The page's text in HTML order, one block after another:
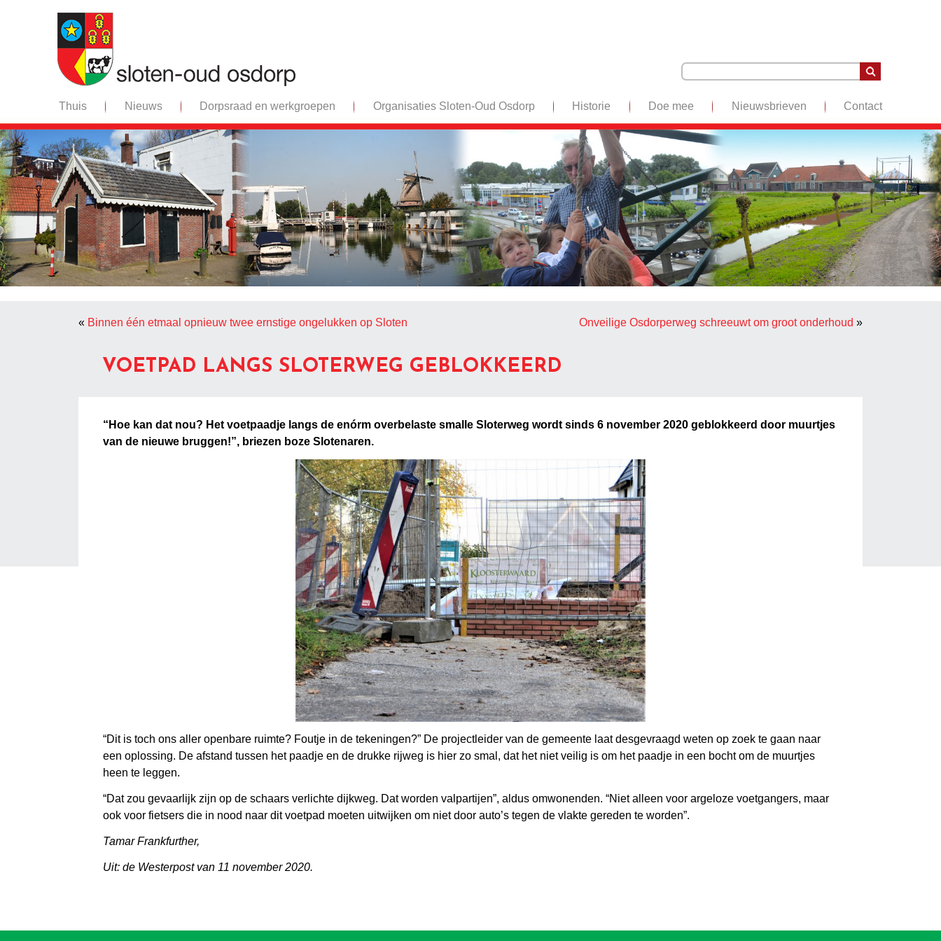
Thuis Nieuws Dorpsraad en werkgroepen Organisaties Sloten-Oud Osdorp Historie Doe mee Nieuwsbrieven Contact
« Binnen één etmaal opnieuw twee ernstige ongelukken op Sloten Onveilige Osdorperweg schreeuwt om groot onderhoud »
VOETPAD LANGS SLOTERWEG GEBLOKKEERD
“Hoe kan dat nou? Het voetpaadje langs de enórm overbelaste smalle Sloterweg wordt sinds 6 november 2020 geblokkeerd door muurtjes
van de nieuwe bruggen!”, briezen boze Slotenaren.
“Dit is toch ons aller openbare ruimte? Foutje in de tekeningen?” De projectleider van de gemeente laat desgevraagd weten op zoek te gaan naar
een oplossing. De afstand tussen het paadje en de drukke rijweg is hier zo smal, dat het niet veilig is om het paadje in een bocht om de muurtjes
heen te leggen.
“Dat zou gevaarlijk zijn op de schaars verlichte dijkweg. Dat worden valpartijen”, aldus omwonenden. “Niet alleen voor argeloze voetgangers, maar
ook voor fietsers die in nood naar dit voetpad moeten uitwijken om niet door auto’s tegen de vlakte gereden te worden”.
Tamar Frankfurther,
Uit: de Westerpost van 11 november 2020.